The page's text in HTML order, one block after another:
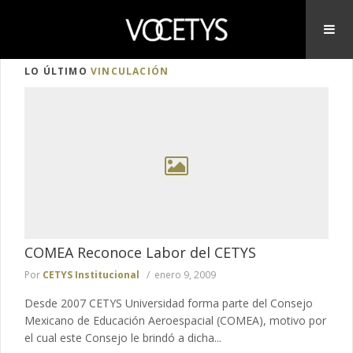
LO ÚLTIMO VINCULACIÓN
COMEA Reconoce Labor del CETYS
Por CETYS Institucional enero 9, 2009
Desde 2007 CETYS Universidad forma parte del Consejo
Mexicano de Educación Aeroespacial (COMEA), motivo por
el cual este Consejo le brindó a dicha...